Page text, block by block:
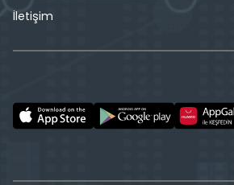
İletişim